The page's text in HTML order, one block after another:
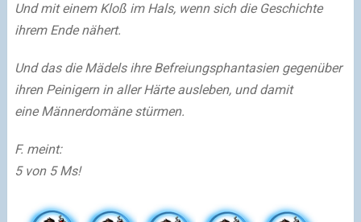
Und mit einem Kloß im Hals, wenn sich die Geschichte
ihrem Ende nähert.
Und das die Mädels ihre Befreiungsphantasien gegenüber
ihren Peinigern in aller Härte ausleben, und damit
eine Männerdomäne stürmen.
F. meint:
5 von 5 Ms!